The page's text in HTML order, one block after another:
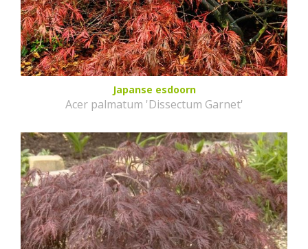
Japanse esdoorn
Acer palmatum 'Dissectum Garnet'